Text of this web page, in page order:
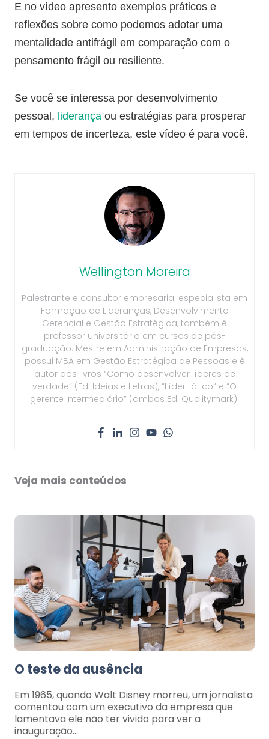
E no vídeo apresento exemplos práticos e
reflexões sobre como podemos adotar uma
mentalidade antifrágil em comparação com o
pensamento frágil ou resiliente.
Se você se interessa por desenvolvimento
pessoal, liderança ou estratégias para prosperar
em tempos de incerteza, este vídeo é para você.
Wellington Moreira
Palestrante e consultor empresarial especialista em
Formação de Lideranças, Desenvolvimento
Gerencial e Gestão Estratégica, também é
professor universitário em cursos de pós-
graduação. Mestre em Administração de Empresas,
possui MBA em Gestão Estratégica de Pessoas e é
autor dos livros “Como desenvolver líderes de
verdade” (Ed. Ideias e Letras), “Líder tático” e “O
gerente intermediário” (ambos Ed. Qualitymark).
Veja mais conteúdos
O teste da ausência
Em 1965, quando Walt Disney morreu, um jornalista
comentou com um executivo da empresa que
lamentava ele não ter vivido para ver a
inauguração…